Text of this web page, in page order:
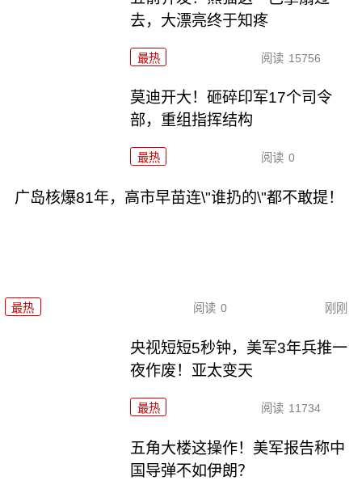
去，大漂亮终于知疼
最热 阅读 15756
莫迪开大！砸碎印军17个司令
部，重组指挥结构
最热 阅读 0
广岛核爆81年，高市早苗连\"谁扔的\"都不敢提！
最热 阅读 0 刚刚
央视短短5秒钟，美军3年兵推一
夜作废！亚太变天
最热 阅读 11734
五角大楼这操作！美军报告称中
国导弹不如伊朗？